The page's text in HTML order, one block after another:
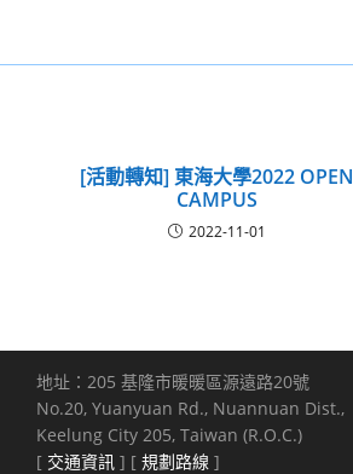
[活動轉知] 東海大學2022 OPEN
CAMPUS
2022-11-01
地址：205 基隆市暖暖區源遠路20號
No.20, Yuanyuan Rd., Nuannuan Dist.,
Keelung City 205, Taiwan (R.O.C.)
[ 交通資訊 ] [ 規劃路線 ]